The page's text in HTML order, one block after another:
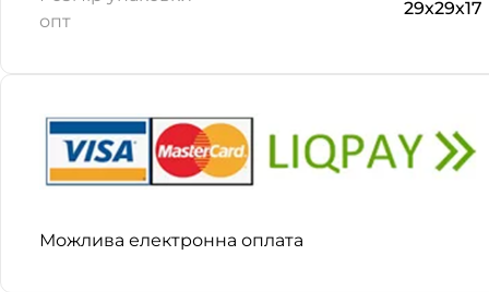
опт
29х29х17
Можлива електронна оплата